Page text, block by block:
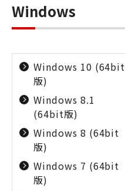
Windows
Windows 10 (64bit
版)
Windows 8.1
(64bit版)
Windows 8 (64bit
版)
Windows 7 (64bit
版)